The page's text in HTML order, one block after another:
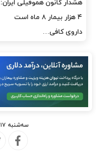
مدیران پرستاری باید حامی
پرستاران باشند، نه عامل فشار
سه‌شنبه ۱۷ مرداد ۱۴۰۲ - ۱۵:۰۰